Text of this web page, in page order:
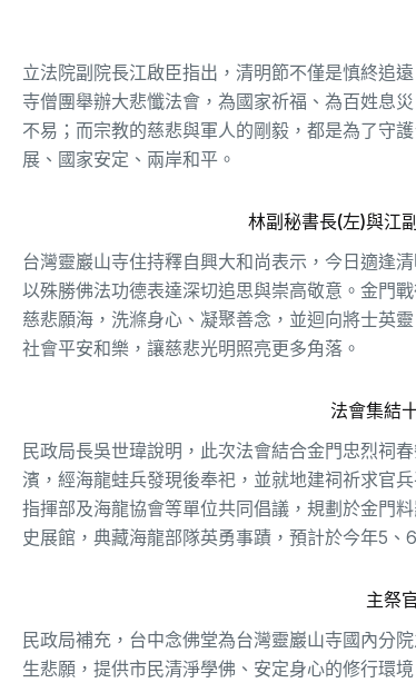
立法院副院長江啟臣指出，清明節不僅是慎終追
寺僧團舉辦大悲懺法會，為國家祈福、為百姓息
不易；而宗教的慈悲與軍人的剛毅，都是為了守
展、國家安定、兩岸和平。
林副秘書長(左)與江
台灣靈巖山寺住持釋自興大和尚表示，今日適逢
以殊勝佛法功德表達深切追思與崇高敬意。金門
慈悲願海，洗滌身心、凝聚善念，並迴向將士英
社會平安和樂，讓慈悲光明照亮更多角落。
法會集結
民政局長吳世瑋說明，此次法會結合金門忠烈祠
濱，經海龍蛙兵發現後奉祀，並就地建祠祈求官
指揮部及海龍協會等單位共同倡議，規劃於金門
史展館，典藏海龍部隊英勇事蹟，預計於今年5、
主祭
民政局補充，台中念佛堂為台灣靈巖山寺國內分
生悲願，提供市民清淨學佛、安定身心的修行環